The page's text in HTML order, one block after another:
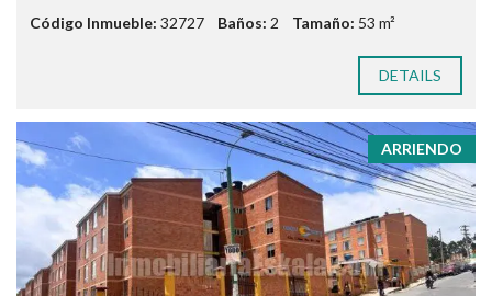
Código Inmueble: 32727 Baños: 2 Tamaño: 53 m²
DETAILS
ARRIENDO